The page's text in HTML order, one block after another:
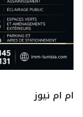
ام ام نيوز